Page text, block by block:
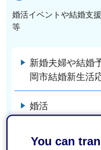
You can
婚活イベントや結婚支
等
新婚夫婦や結婚
岡市結婚新生活
婚活
フォトウェディ